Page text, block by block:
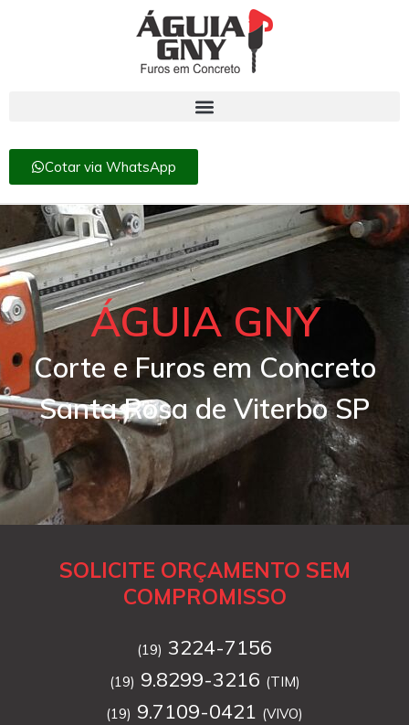
Cotar via WhatsApp
ÁGUIA GNY
Corte e Furos em Concreto
Santa Rosa de Viterbo SP
SOLICITE ORÇAMENTO SEM
COMPROMISSO
(19) 3224-7156
(19) 9.8299-3216 (TIM)
(19) 9.7109-0421 (VIVO)